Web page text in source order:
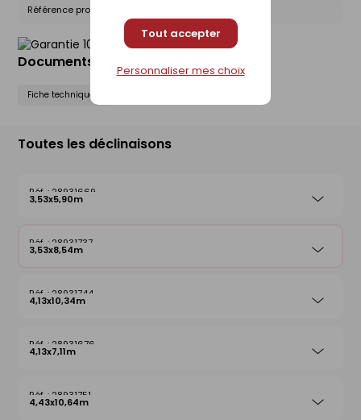
Tout accepter
Personnaliser mes choix
Référence produit nationale Gedimat :
Documents liés
Fiche technique
Toutes les déclinaisons
28931669
3,53x5,90m
28931737
3,53x8,54m
28931744
4,13x10,34m
28931676
4,13x7,11m
28931751
4,43x10,64m